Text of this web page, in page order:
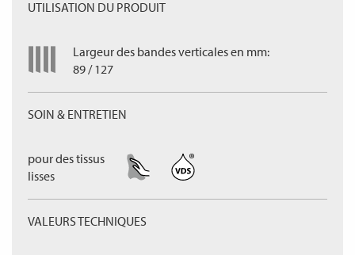
UTILISATION DU PRODUIT
Largeur des bandes verticales en mm:
89 / 127
SOIN & ENTRETIEN
pour des tissus
lisses
VALEURS TECHNIQUES